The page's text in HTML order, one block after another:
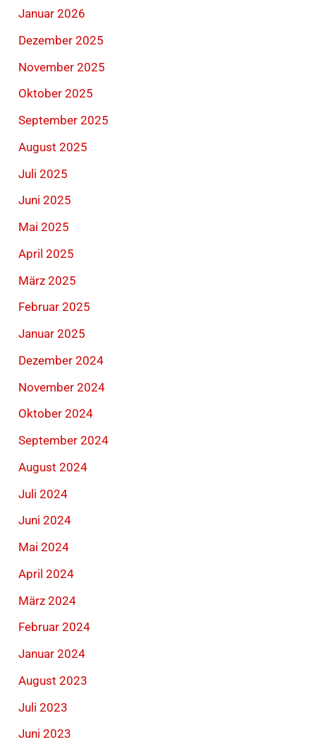
Januar 2026
Dezember 2025
November 2025
Oktober 2025
September 2025
August 2025
Juli 2025
Juni 2025
Mai 2025
April 2025
März 2025
Februar 2025
Januar 2025
Dezember 2024
November 2024
Oktober 2024
September 2024
August 2024
Juli 2024
Juni 2024
Mai 2024
April 2024
März 2024
Februar 2024
Januar 2024
August 2023
Juli 2023
Juni 2023